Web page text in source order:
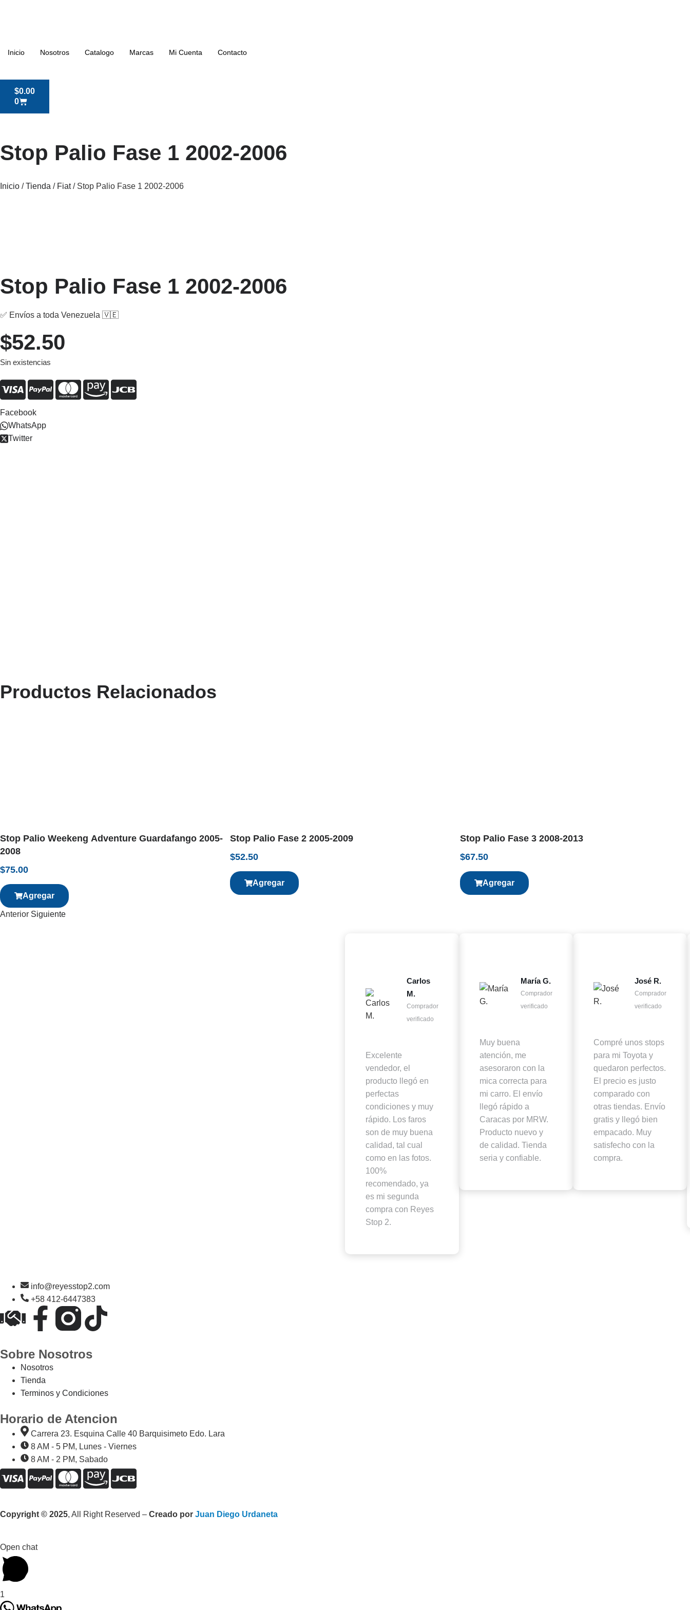
Inicio Nosotros Catalogo Marcas Mi Cuenta Contacto
$0.00
0
Stop Palio Fase 1 2002-2006
Inicio /Tienda / Fiat/ Stop Palio Fase 1 2002-2006
Stop Palio Fase 1 2002-2006
✅ Envíos a toda Venezuela 🇻🇪
$52.50
Sin existencias
Facebook
WhatsApp
Twitter
Productos Relacionados
Stop Palio Weekeng Adventure Guardafango 2005-
2008
$75.00
Agregar
Stop Palio Fase 2 2005-2009
$52.50
Agregar
Stop Palio Fase 3 2008-2013
$67.50
Agregar
Anterior Siguiente
Carlos
M.
Comprador
verificado
Excelente
vendedor, el
producto llegó en
perfectas
condiciones y muy
rápido. Los faros
son de muy buena
calidad, tal cual
como en las fotos.
100%
recomendado, ya
es mi segunda
compra con Reyes
Stop 2.
María G.
Comprador
verificado
Muy buena
atención, me
asesoraron con la
mica correcta para
mi carro. El envío
llegó rápido a
Caracas por MRW.
Producto nuevo y
de calidad. Tienda
seria y confiable.
José R.
Comprador
verificado
Compré unos stops
para mi Toyota y
quedaron perfectos.
El precio es justo
comparado con
otras tiendas. Envío
gratis y llegó bien
empacado. Muy
satisfecho con la
compra.
info@reyesstop2.com
+58 412-6447383
Sobre Nosotros
Nosotros
Tienda
Terminos y Condiciones
Horario de Atencion
Carrera 23. Esquina Calle 40 Barquisimeto Edo. Lara
8 AM - 5 PM, Lunes - Viernes
8 AM - 2 PM, Sabado
Copyright © 2025, All Right Reserved – Creado por Juan Diego Urdaneta
Open chat
1